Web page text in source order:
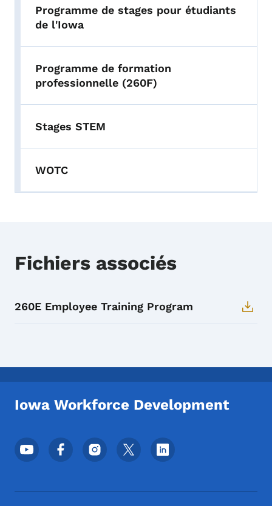
Programme de stages pour étudiants
de l'Iowa
Programme de formation
professionnelle (260F)
Stages STEM
WOTC
Fichiers associés
260E Employee Training Program
Iowa Workforce Development
Menu des réseaux sociaux du pied de